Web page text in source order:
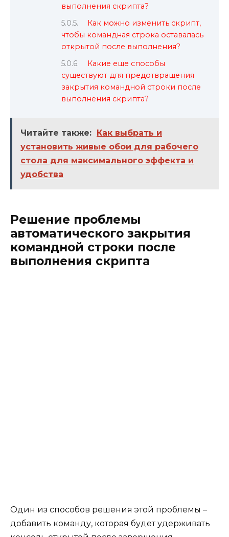
выполнения скрипта?
Как можно изменить скрипт,
чтобы командная строка оставалась
открытой после выполнения?
Какие еще способы
существуют для предотвращения
закрытия командной строки после
выполнения скрипта?
Читайте также: Как выбрать и
установить живые обои для рабочего
стола для максимального эффекта и
удобства
Решение проблемы
автоматического закрытия
командной строки после
выполнения скрипта
Один из способов решения этой проблемы –
добавить команду, которая будет удерживать